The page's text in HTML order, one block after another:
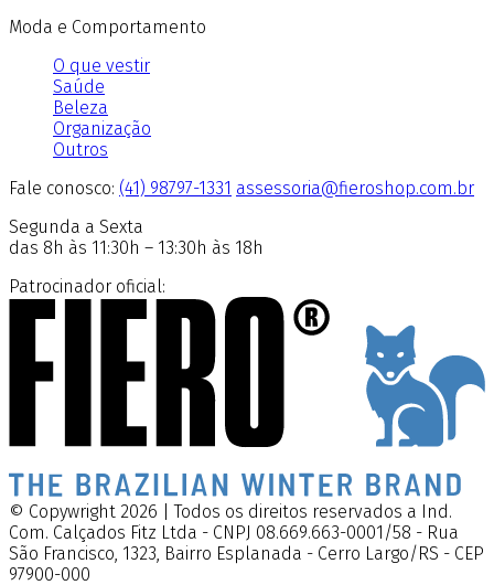
Moda e Comportamento
O que vestir
Saúde
Beleza
Organização
Outros
Fale conosco: (41) 98797-1331 assessoria@fieroshop.com.br
Segunda a Sexta
das 8h às 11:30h – 13:30h às 18h
Patrocinador oficial:
© Copywright 2026 | Todos os direitos reservados a Ind.
Com. Calçados Fitz Ltda - CNPJ 08.669.663-0001/58 - Rua
São Francisco, 1323, Bairro Esplanada - Cerro Largo/RS - CEP
97900-000